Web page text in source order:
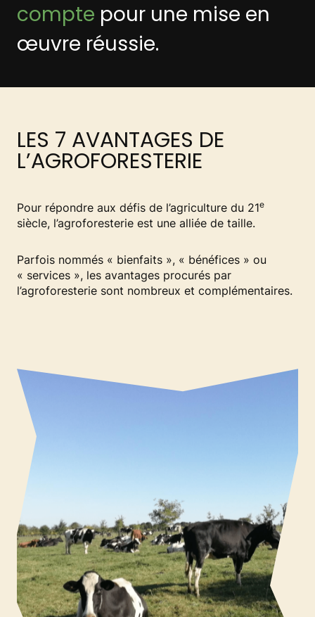
compte pour une mise en
œuvre réussie.
LES 7 AVANTAGES DE
L’AGROFORESTERIE
Pour répondre aux défis de l’agriculture du 21e
siècle, l’agroforesterie est une alliée de taille.
Parfois nommés « bienfaits », « bénéfices » ou
« services », les avantages procurés par
l’agroforesterie sont nombreux et complémentaires.